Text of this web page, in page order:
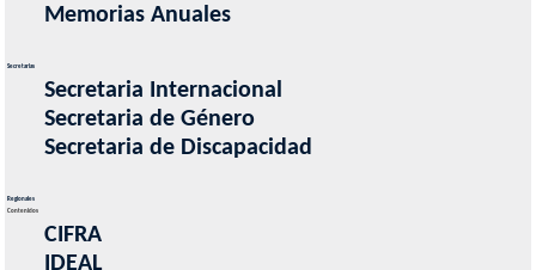
Memorias Anuales
Secretarias
Secretaria Internacional
Secretaria de Género
Secretaria de Discapacidad
Regionales
Contenidos
CIFRA
IDEAL